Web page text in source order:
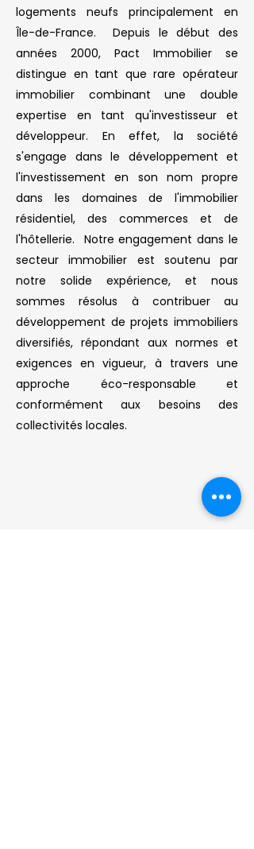
logements neufs principalement en
Île-de-France. Depuis le début des
années 2000, Pact Immobilier se
distingue en tant que rare opérateur
immobilier combinant une double
expertise en tant qu'investisseur et
développeur. En effet, la société
s'engage dans le développement et
l'investissement en son nom propre
dans les domaines de l'immobilier
résidentiel, des commerces et de
l'hôtellerie. Notre engagement dans le
secteur immobilier est soutenu par
notre solide expérience, et nous
sommes résolus à contribuer au
développement de projets immobiliers
diversifiés, répondant aux normes et
exigences en vigueur, à travers une
approche éco-responsable et
conformément aux besoins des
collectivités locales.